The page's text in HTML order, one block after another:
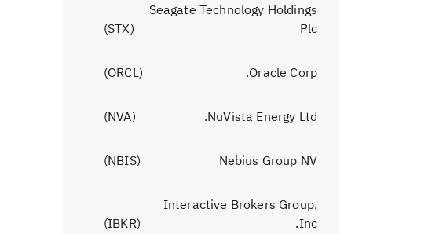
Seagate Technology Holdings
Plc
(
STX
)
Oracle Corp.
(
ORCL
)
NuVista Energy Ltd.
(
NVA
)
Nebius Group NV
(
NBIS
)
Interactive Brokers Group,
Inc.
(
IBKR
)